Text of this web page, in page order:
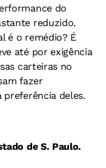
do
reduzido.
é o remédio? É
até por exigência
carteiras no
fazer
preferência deles.
de S. Paulo.